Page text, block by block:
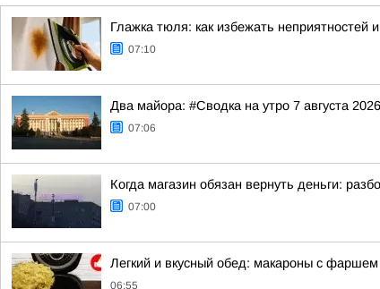
Глажка тюля: как избежать неприятностей
07:10
Два майора: #Сводка на утро 7 августа
07:06
Когда магазин обязан вернуть деньги:
07:00
Легкий и вкусный обед: макароны с
06:55